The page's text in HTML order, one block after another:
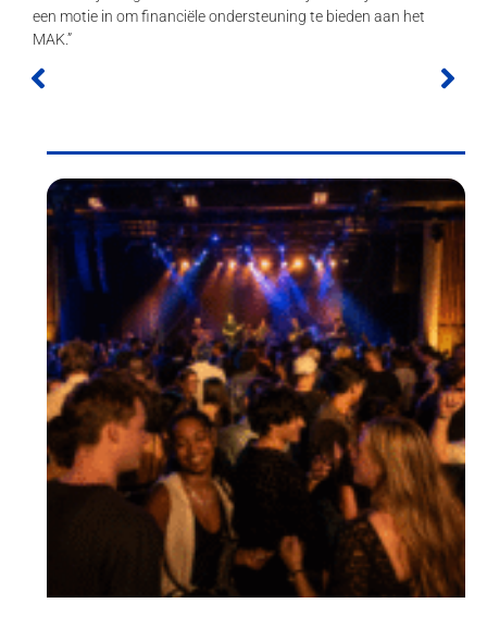
een motie in om financiële ondersteuning te bieden aan het
MAK.”